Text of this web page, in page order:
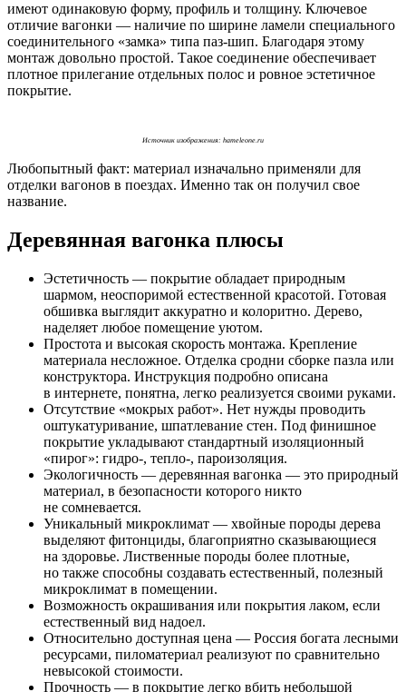
имеют одинаковую форму, профиль и толщину. Ключевое
отличие вагонки — наличие по ширине ламели специального
соединительного «замка» типа паз-шип. Благодаря этому
монтаж довольно простой. Такое соединение обеспечивает
плотное прилегание отдельных полос и ровное эстетичное
покрытие.
Источник изображения: hameleone.ru
Любопытный факт: материал изначально применяли для
отделки вагонов в поездах. Именно так он получил свое
название.
Деревянная вагонка плюсы
Эстетичность — покрытие обладает природным
шармом, неоспоримой естественной красотой. Готовая
обшивка выглядит аккуратно и колоритно. Дерево,
наделяет любое помещение уютом.
Простота и высокая скорость монтажа. Крепление
материала несложное. Отделка сродни сборке пазла или
конструктора. Инструкция подробно описана
в интернете, понятна, легко реализуется своими руками.
Отсутствие «мокрых работ». Нет нужды проводить
оштукатуривание, шпатлевание стен. Под финишное
покрытие укладывают стандартный изоляционный
«пирог»: гидро-, тепло-, пароизоляция.
Экологичность — деревянная вагонка — это природный
материал, в безопасности которого никто
не сомневается.
Уникальный микроклимат — хвойные породы дерева
выделяют фитонциды, благоприятно сказывающиеся
на здоровье. Лиственные породы более плотные,
но также способны создавать естественный, полезный
микроклимат в помещении.
Возможность окрашивания или покрытия лаком, если
естественный вид надоел.
Относительно доступная цена — Россия богата лесными
ресурсами, пиломатериал реализуют по сравнительно
невысокой стоимости.
Прочность — в покрытие легко вбить небольшой